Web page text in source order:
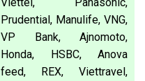
Prudential, Manulife, VNG,
VP Bank, Ajnomoto,
Honda, HSBC, Anova
feed, REX, Viettravel,